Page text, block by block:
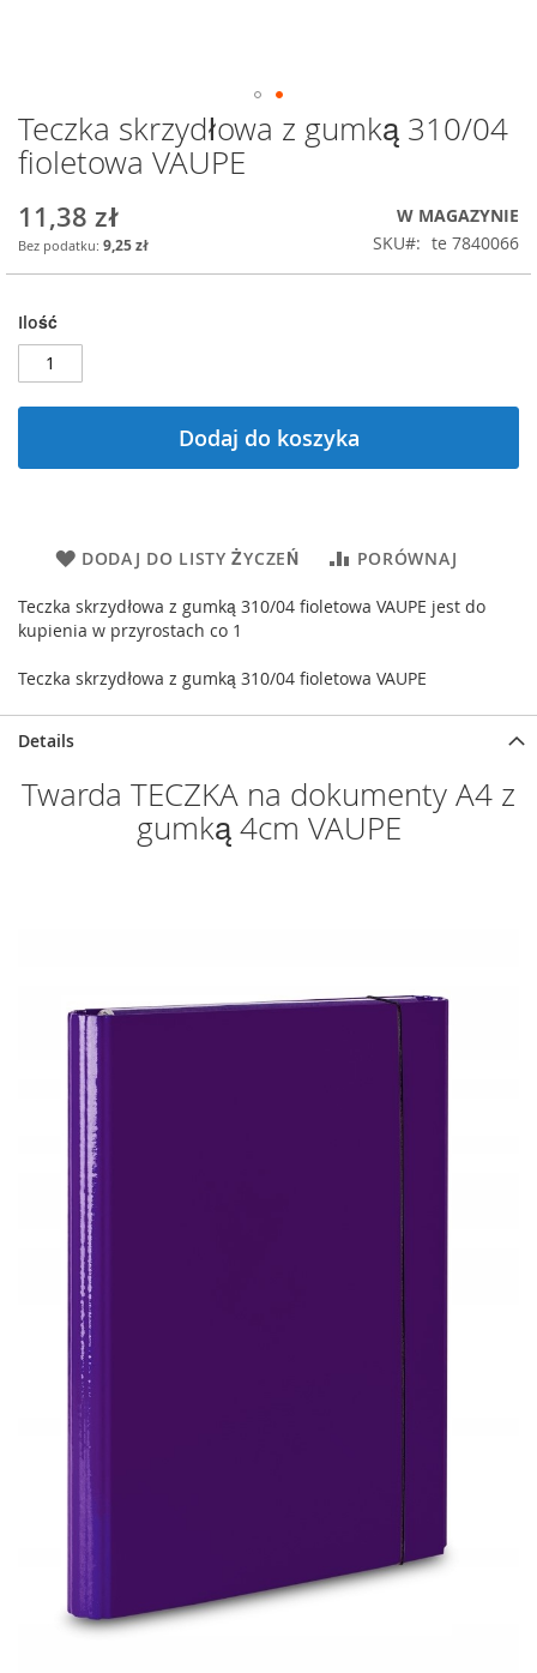
Przejdź
na
początek
Teczka skrzydłowa z gumką 310/04
fioletowa VAUPE
11,38 zł
9,25 zł
W MAGAZYNIE
SKU
te 7840066
Ilość
Dodaj do koszyka
DODAJ DO LISTY ŻYCZEŃ PORÓWNAJ
Teczka skrzydłowa z gumką 310/04 fioletowa VAUPE jest do
kupienia w przyrostach co 1
Teczka skrzydłowa z gumką 310/04 fioletowa VAUPE
Details
Twarda TECZKA na dokumenty A4 z
gumką 4cm VAUPE